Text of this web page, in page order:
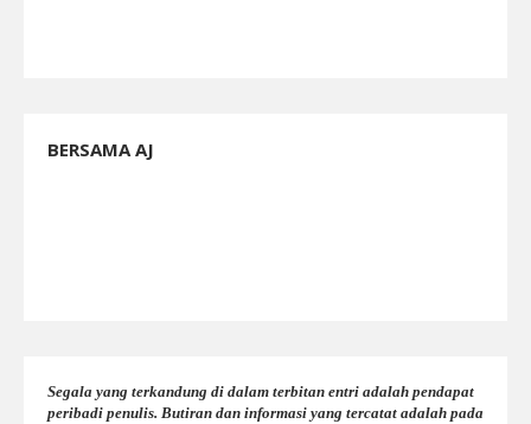
BERSAMA AJ
Segala yang terkandung di dalam terbitan entri adalah pendapat
peribadi penulis. Butiran dan informasi yang tercatat adalah pada